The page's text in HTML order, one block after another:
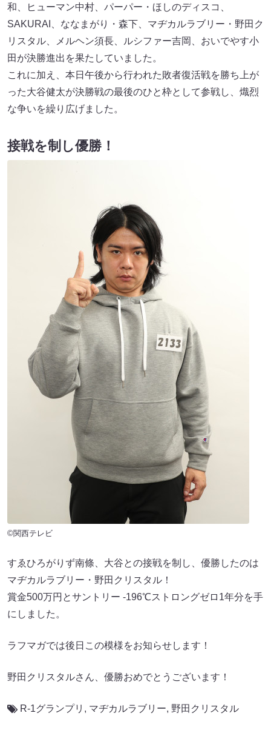
和、ヒューマン中村、パーパー・ほしのディスコ、
SAKURAI、ななまがり・森下、マヂカルラブリー・野田ク
リスタル、メルヘン須長、ルシファー吉岡、おいでやす小
田が決勝進出を果たしていました。
これに加え、本日午後から行われた敗者復活戦を勝ち上が
った大谷健太が決勝戦の最後のひと枠として参戦し、熾烈
な争いを繰り広げました。
接戦を制し優勝！
©関西テレビ
すゑひろがりず南條、大谷との接戦を制し、優勝したのは
マヂカルラブリー・野田クリスタル！
賞金500万円とサントリー -196℃ストロングゼロ1年分を手
にしました。
ラフマガでは後日この模様をお知らせします！
野田クリスタルさん、優勝おめでとうございます！
R-1グランプリ , マヂカルラブリー, 野田クリスタル